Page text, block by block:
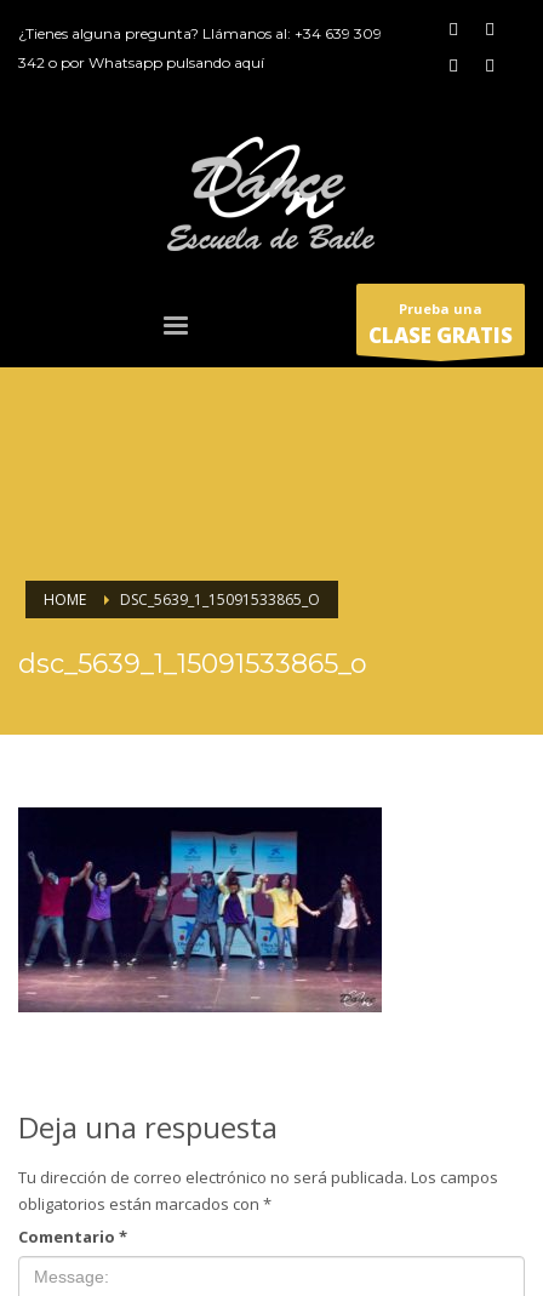
¿Tienes alguna pregunta? Llámanos al: +34 639 309
342 o por Whatsapp pulsando aquí
Prueba una
CLASE GRATIS
HOME DSC_5639_1_15091533865_O
dsc_5639_1_15091533865_o
Deja una respuesta
Tu dirección de correo electrónico no será publicada. Los campos
obligatorios están marcados con *
Comentario *